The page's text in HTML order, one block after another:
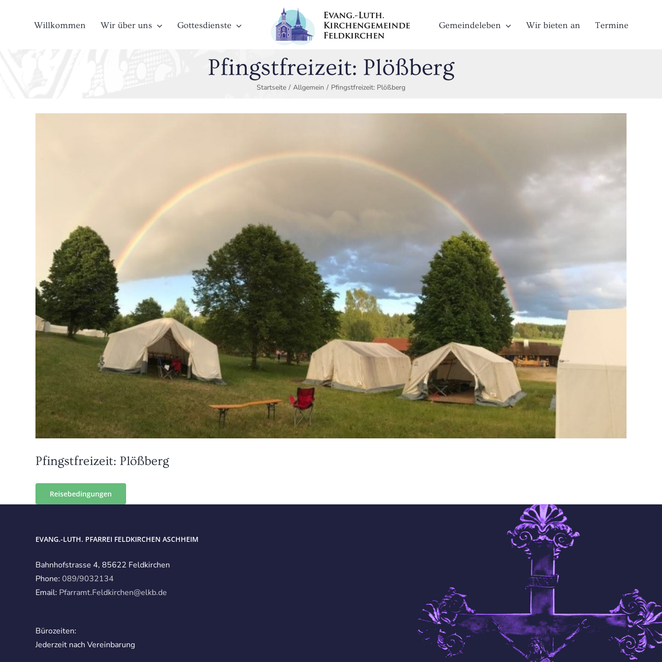
Willkommen Wir über uns Gottesdienste Gemeindeleben Wir bieten an Termine
Pfingstfreizeit: Plößberg
Startseite / Allgemein / Pfingstfreizeit: Plößberg
Pfingstfreizeit: Plößberg
Reisebedingungen
EVANG.-LUTH. PFARREI FELDKIRCHEN ASCHHEIM
Bahnhofstrasse 4, 85622 Feldkirchen
Phone: 089/9032134
Email: Pfarramt.Feldkirchen@elkb.de
Bürozeiten:
Jederzeit nach Vereinbarung